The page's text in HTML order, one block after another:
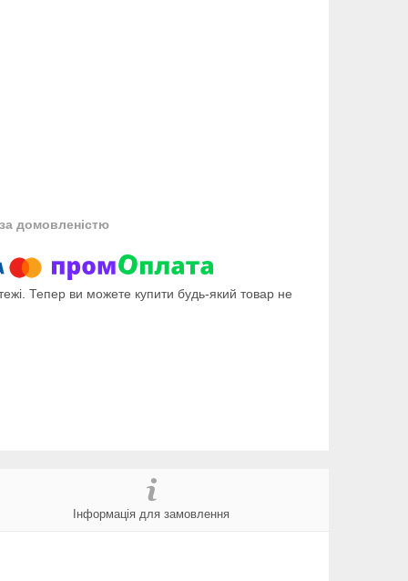
домовленістю
Тепер ви можете купити будь-який товар не
Інформація для замовлення